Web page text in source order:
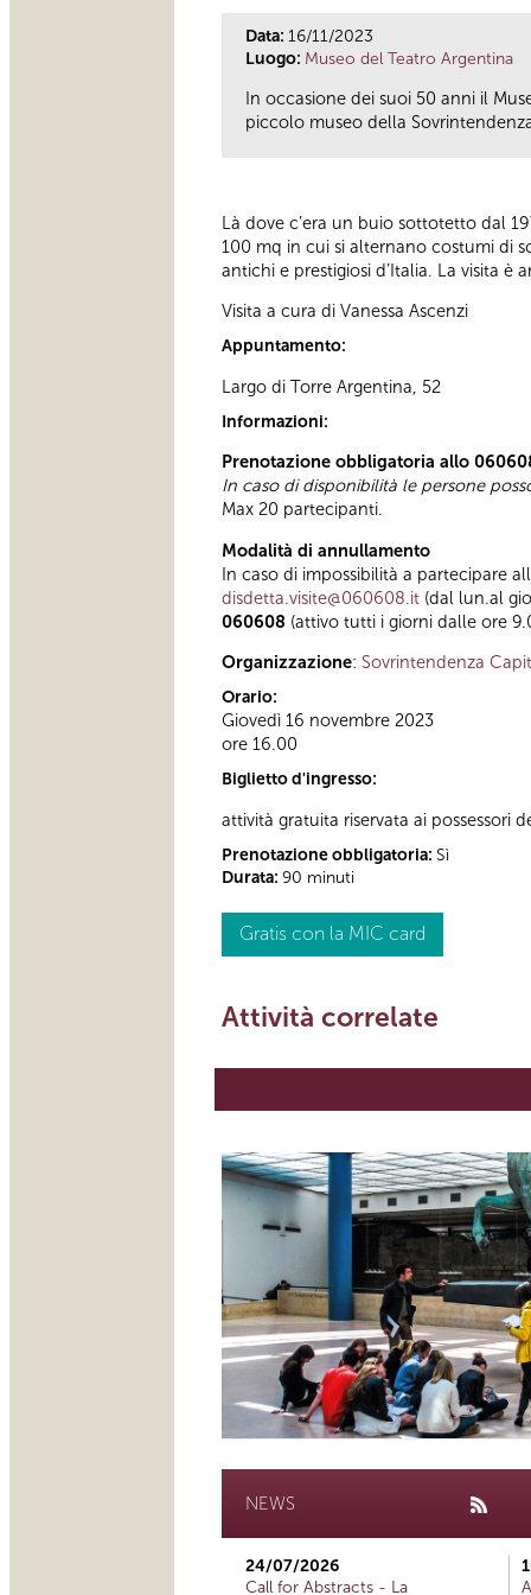
Data: 16/11/2023
Luogo: Museo del Teatro Argentina
In occasione dei suoi 50 anni il
piccolo museo della
Là dove c’era un buio sottotetto dal
100 mq in cui si alternano costumi di
antichi e prestigiosi d’Italia. La visita
Visita a cura di Vanessa Ascenzi
Appuntamento:
Largo di Torre Argentina, 52
Informazioni:
Prenotazione obbligatoria allo
In caso di disponibilità le persone
Max 20 partecipanti.
Modalità di annullamento
In caso di impossibilità a partecipare
disdetta.visite@060608.it (dal lun.al
060608 (attivo tutti i giorni dalle ore
Organizzazione: Sovrintendenza
Orario:
Giovedì 16 novembre 2023
ore 16.00
Biglietto d'ingresso:
attività gratuita riservata ai possessori
Prenotazione obbligatoria: Sì
Durata: 90 minuti
Gratis con la MIC card
Attività correlate
NEWS
24/07/2026
Call for Abstracts - La